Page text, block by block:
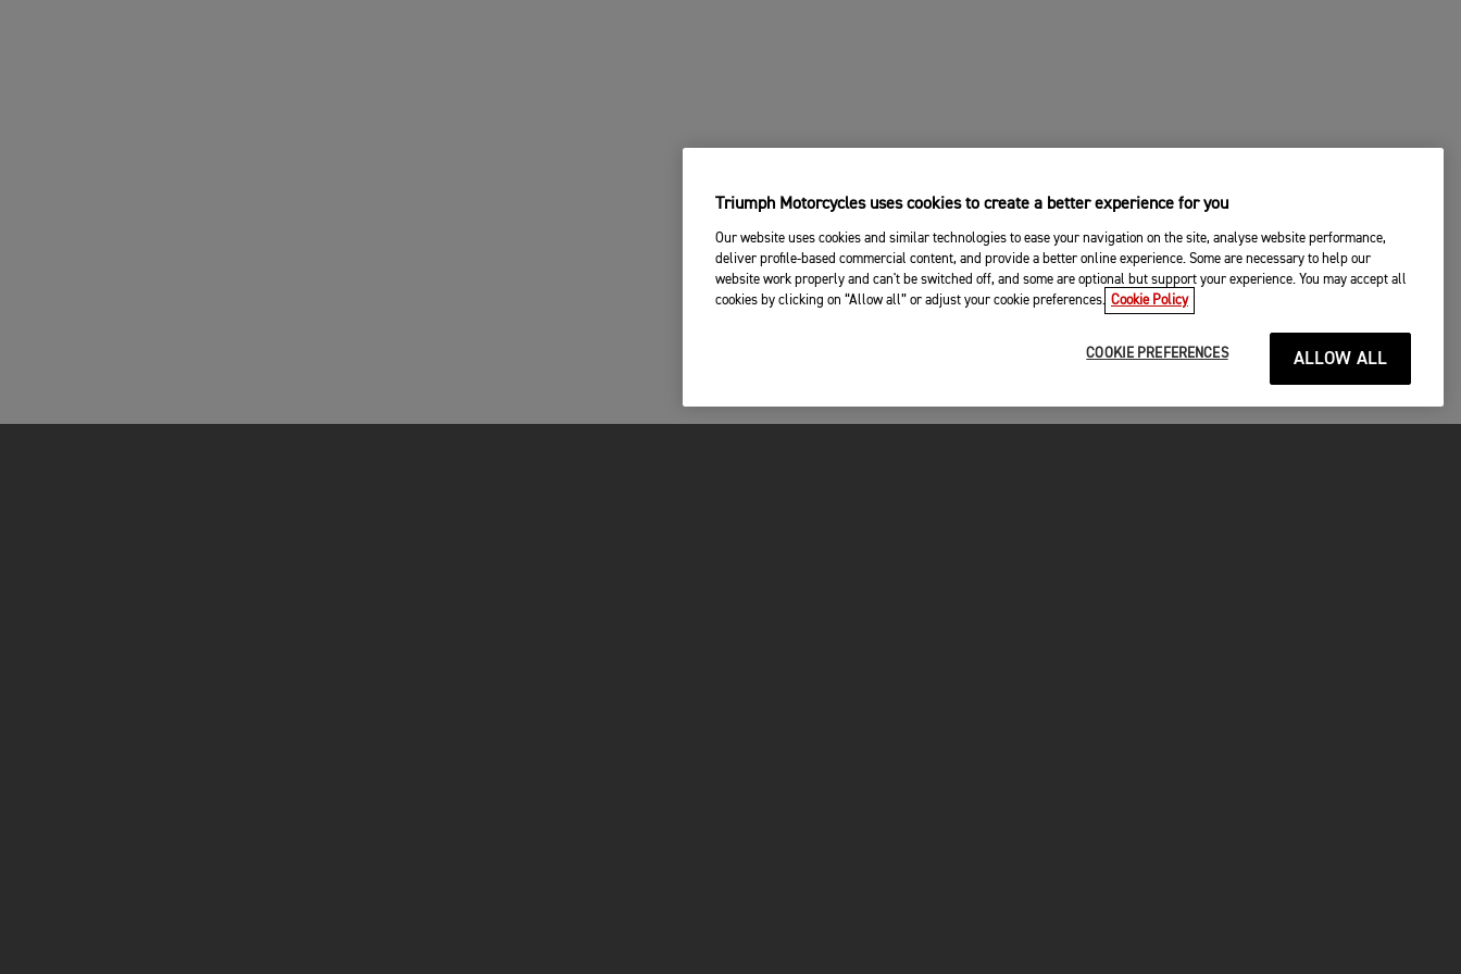
Triumph Motorcycles uses cookies to create a better experience for you
Our website uses cookies and similar technologies to ease your navigation on the site, analyse website performance,
deliver profile-based commercial content, and provide a better online experience. Some are necessary to help our
website work properly and can't be switched off, and some are optional but support your experience. You may accept all
cookies by clicking on “Allow all” or adjust your cookie preferences. Cookie Policy
COOKIE PREFERENCES ALLOW ALL